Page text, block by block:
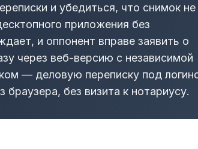
и убедиться, что снимок не
приложения без
и оппонент вправе заявить о
через веб-версию с независимой
— деловую переписку под
браузера, без визита к нотариусу.